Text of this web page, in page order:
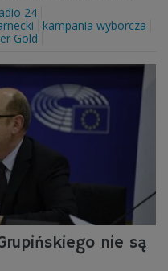
24
kampania wyborcza
Gold
nie są